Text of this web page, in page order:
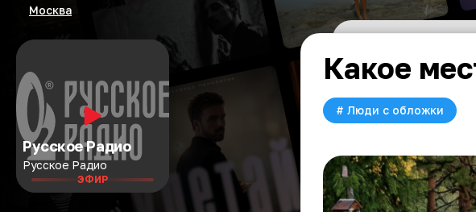
Москва
Русское Радио
Русское Радио
ЭФИР
Какое
# Люди с обложки